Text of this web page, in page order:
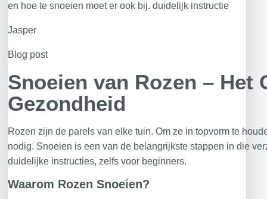
en hoe te snoeien moet er ook bij. duidelijk instructie
Jasper
Blog post
Snoeien van Rozen –
Gezondheid
Rozen zijn de parels van elke tuin. Om ze in topvorm te
nodig. Snoeien is een van de belangrijkste stappen in die
duidelijke instructies, zelfs voor beginners.
Waarom Rozen Snoeien?